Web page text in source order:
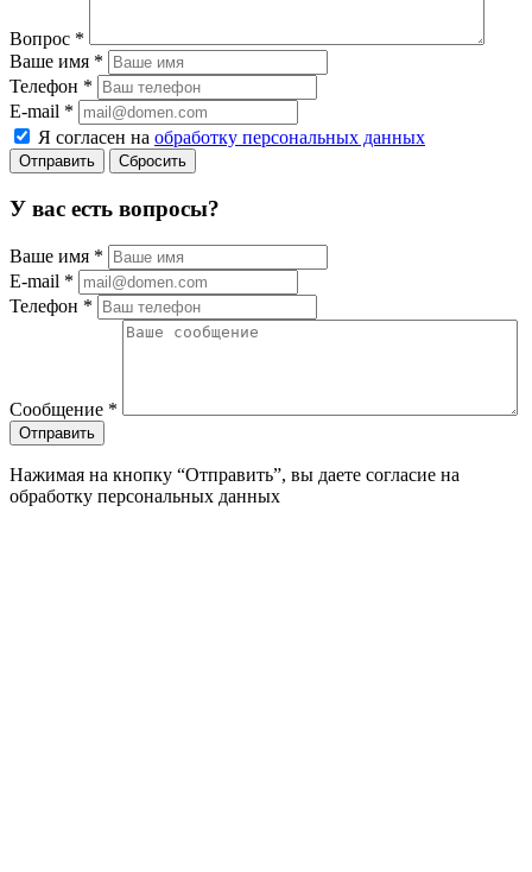
Вопрос *
Ваше имя *
Телефон *
E-mail *
Я согласен на обработку персональных данных
Сбросить
У вас есть вопросы?
Ваше имя *
E-mail *
Телефон *
Сообщение *
Нажимая на кнопку “Отправить”, вы даете согласие на
обработку персональных данных